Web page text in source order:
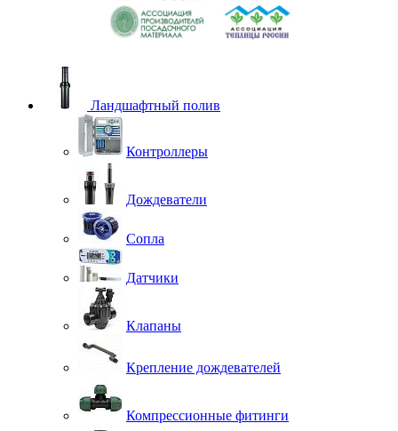
Ландшафтный полив
Контроллеры
Дождеватели
Сопла
Датчики
Клапаны
Крепление дождевателей
Компрессионные фитинги